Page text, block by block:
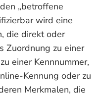
„betroffene
wird eine
die direkt oder
Zuordnung zu einer
einer Kennnummer,
Kennung oder zu
Merkmalen, die